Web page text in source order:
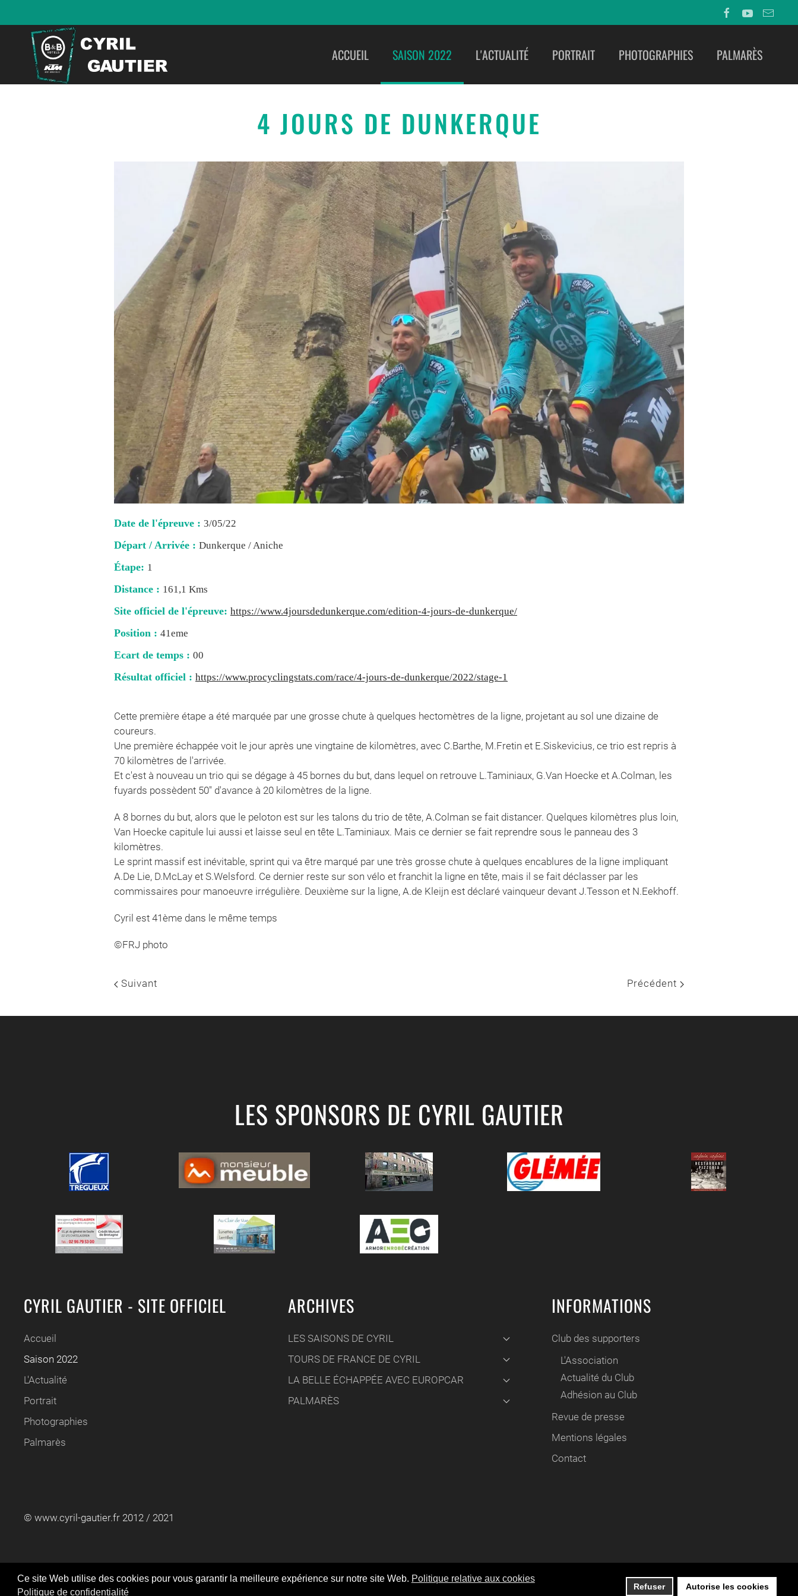
Ce site Web utilise des cookies pour vous garantir la meilleure expérience sur notre site Web. Politique relative aux cookies
Politique de confidentialité
Refuser Autorise les cookies
ACCUEIL SAISON 2022 L'ACTUALITÉ PORTRAIT PHOTOGRAPHIES PALMARÈS
4 JOURS DE DUNKERQUE
Date de l'épreuve : 3/05/22
Départ / Arrivée : Dunkerque / Aniche
Étape: 1
Distance : 161,1 Kms
Site officiel de l'épreuve: https://www.4joursdedunkerque.com/edition-4-jours-de-dunkerque/
Position : 41eme
Ecart de temps : 00
Résultat officiel : https://www.procyclingstats.com/race/4-jours-de-dunkerque/2022/stage-1
Cette première étape a été marquée par une grosse chute à quelques hectomètres de la ligne, projetant au sol une dizaine de
coureurs.
Une première échappée voit le jour après une vingtaine de kilomètres, avec C.Barthe, M.Fretin et E.Siskevicius, ce trio est repris à
70 kilomètres de l'arrivée.
Et c'est à nouveau un trio qui se dégage à 45 bornes du but, dans lequel on retrouve L.Taminiaux, G.Van Hoecke et A.Colman, les
fuyards possèdent 50'' d'avance à 20 kilomètres de la ligne.
A 8 bornes du but, alors que le peloton est sur les talons du trio de tête, A.Colman se fait distancer. Quelques kilomètres plus loin,
Van Hoecke capitule lui aussi et laisse seul en tête L.Taminiaux. Mais ce dernier se fait reprendre sous le panneau des 3
kilomètres.
Le sprint massif est inévitable, sprint qui va être marqué par une très grosse chute à quelques encablures de la ligne impliquant
A.De Lie, D.McLay et S.Welsford. Ce dernier reste sur son vélo et franchit la ligne en tête, mais il se fait déclasser par les
commissaires pour manoeuvre irrégulière. Deuxième sur la ligne, A.de Kleijn est déclaré vainqueur devant J.Tesson et N.Eekhoff.
Cyril est 41ème dans le même temps
©FRJ photo
Suivant Précédent
LES SPONSORS DE CYRIL GAUTIER
CYRIL GAUTIER - SITE OFFICIEL
Accueil
Saison 2022
L'Actualité
Portrait
Photographies
Palmarès
ARCHIVES
LES SAISONS DE CYRIL
TOURS DE FRANCE DE CYRIL
LA BELLE ÉCHAPPÉE AVEC EUROPCAR
PALMARÈS
INFORMATIONS
Club des supporters
L'Association
Actualité du Club
Adhésion au Club
Revue de presse
Mentions légales
Contact
© www.cyril-gautier.fr 2012 / 2021
En utilisant ce site Web, vous acceptez l'utilisation de cookies comme décrit dans notre politique de confidentialité, en savoir plus.